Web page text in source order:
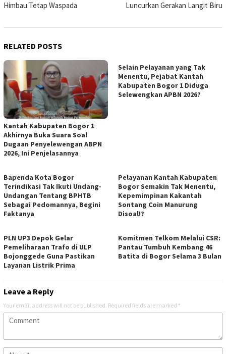
Himbau Tetap Waspada
Luncurkan Gerakan Langit Biru
RELATED POSTS
Kantah Kabupaten Bogor 1
Akhirnya Buka Suara Soal
Dugaan Penyelewengan ABPN
2026, Ini Penjelasannya
Selain Pelayanan yang Tak
Menentu, Pejabat Kantah
Kabupaten Bogor 1 Diduga
Selewengkan APBN 2026?
Bapenda Kota Bogor
Terindikasi Tak Ikuti Undang-
Undangan Tentang BPHTB
Sebagai Pedomannya, Begini
Faktanya
Pelayanan Kantah Kabupaten
Bogor Semakin Tak Menentu,
Kepemimpinan Kakantah
Sontang Coin Manurung
Disoal!?
PLN UP3 Depok Gelar
Pemeliharaan Trafo di ULP
Bojonggede Guna Pastikan
Layanan Listrik Prima
Komitmen Telkom Melalui CSR:
Pantau Tumbuh Kembang 46
Batita di Bogor Selama 3 Bulan
Leave a Reply
Your email address will not be published. Required fields are marked *